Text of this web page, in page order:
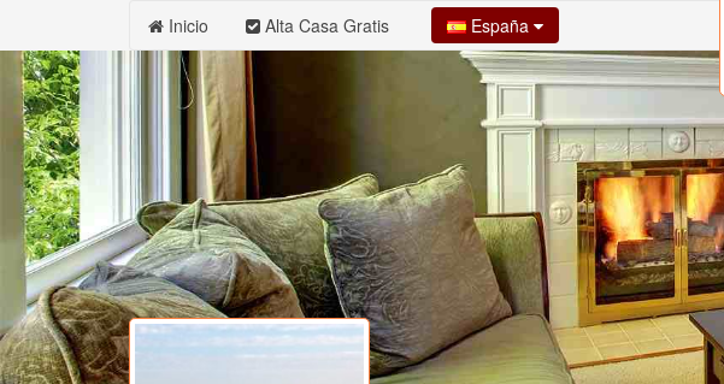
Inicio Alta Casa Gratis España